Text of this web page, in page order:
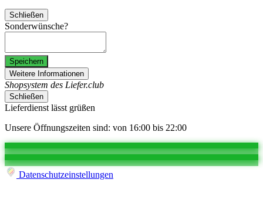
Schließen
Sonderwünsche?
Speichern
Weitere Informationen
Shopsystem des Liefer.club
Schließen
Lieferdienst lässt grüßen
Unsere Öffnungszeiten sind: von 16:00 bis 22:00
Datenschutzeinstellungen